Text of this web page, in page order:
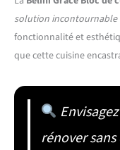
solution incontournable
fonctionnalité et
que cette cuisine
rénover